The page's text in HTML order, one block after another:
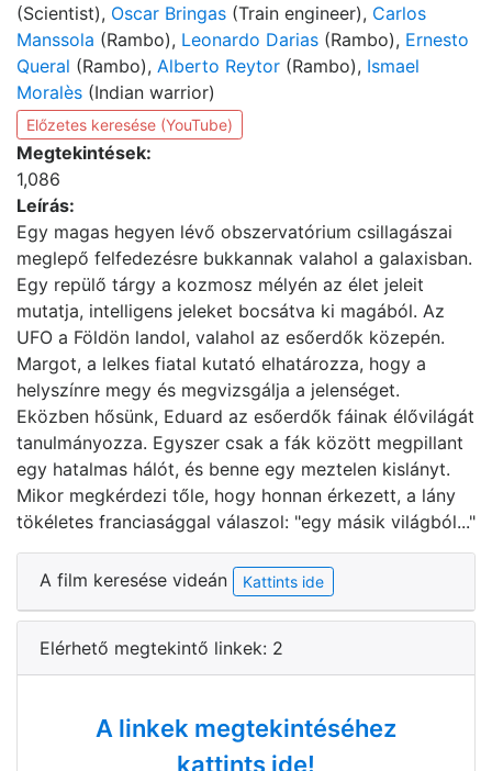
(Scientist), Oscar Bringas (Train engineer), Carlos
Manssola (Rambo), Leonardo Darias (Rambo), Ernesto
Queral (Rambo), Alberto Reytor (Rambo), Ismael
Moralès (Indian warrior)
Előzetes keresése (YouTube)
Megtekintések:
1,086
Leírás:
Egy magas hegyen lévő obszervatórium csillagászai
meglepő felfedezésre bukkannak valahol a galaxisban.
Egy repülő tárgy a kozmosz mélyén az élet jeleit
mutatja, intelligens jeleket bocsátva ki magából. Az
UFO a Földön landol, valahol az esőerdők közepén.
Margot, a lelkes fiatal kutató elhatározza, hogy a
helyszínre megy és megvizsgálja a jelenséget.
Eközben hősünk, Eduard az esőerdők fáinak élővilágát
tanulmányozza. Egyszer csak a fák között megpillant
egy hatalmas hálót, és benne egy meztelen kislányt.
Mikor megkérdezi tőle, hogy honnan érkezett, a lány
tökéletes franciasággal válaszol: "egy másik világból..."
A film keresése videán Kattints ide
Elérhető megtekintő linkek: 2
A linkek megtekintéséhez
kattints ide!